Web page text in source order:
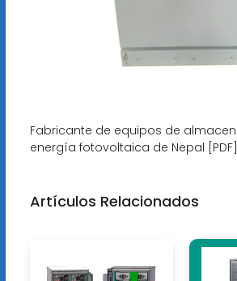
Fabricante de equipos de
energía fotovoltaica de Nepal [PDF]
Artículos Relacionados